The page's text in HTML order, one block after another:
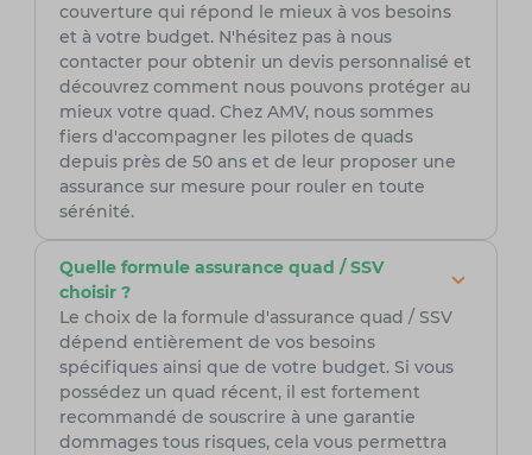
couverture qui répond le mieux à vos besoins
et à votre budget. N'hésitez pas à nous
contacter pour obtenir un devis personnalisé et
découvrez comment nous pouvons protéger au
mieux votre quad. Chez AMV, nous sommes
fiers d'accompagner les pilotes de quads
depuis près de 50 ans et de leur proposer une
assurance sur mesure pour rouler en toute
sérénité.
Quelle formule assurance quad / SSV
choisir ?
Le choix de la formule d'assurance quad / SSV
dépend entièrement de vos besoins
spécifiques ainsi que de votre budget. Si vous
possédez un quad récent, il est fortement
recommandé de souscrire à une garantie
dommages tous risques, cela vous permettra